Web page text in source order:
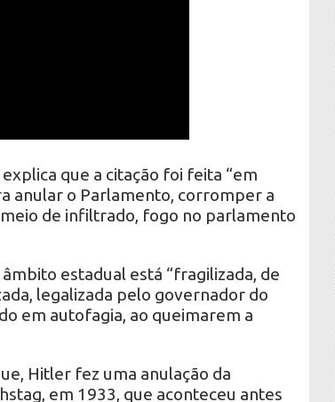
que a citação foi feita “em
anular o Parlamento, corromper a
de infiltrado, fogo no parlamento
estadual está “fragilizada, de
legalizada pelo governador do
em autofagia, ao queimarem a
Hitler fez uma anulação da
em 1933, que aconteceu antes